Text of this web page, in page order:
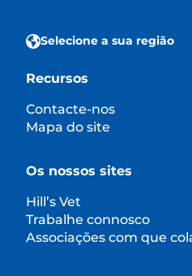
Selecione a sua região
Recursos
Contacte-nos
Mapa do site
Os nossos sites
Hill’s Vet
Trabalhe connosco
Associações com que